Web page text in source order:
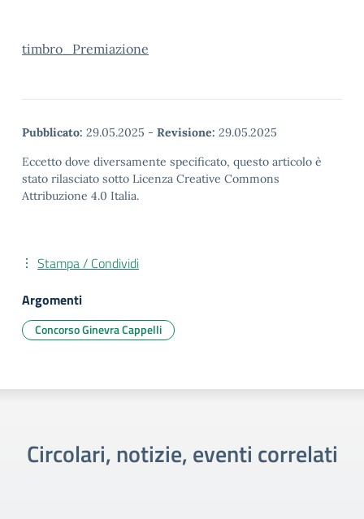
timbro_Premiazione
Pubblicato: 29.05.2025 - Revisione: 29.05.2025
Eccetto dove diversamente specificato, questo articolo è
stato rilasciato sotto Licenza Creative Commons
Attribuzione 4.0 Italia.
Stampa / Condividi
Argomenti
Concorso Ginevra Cappelli
Circolari, notizie, eventi correlati